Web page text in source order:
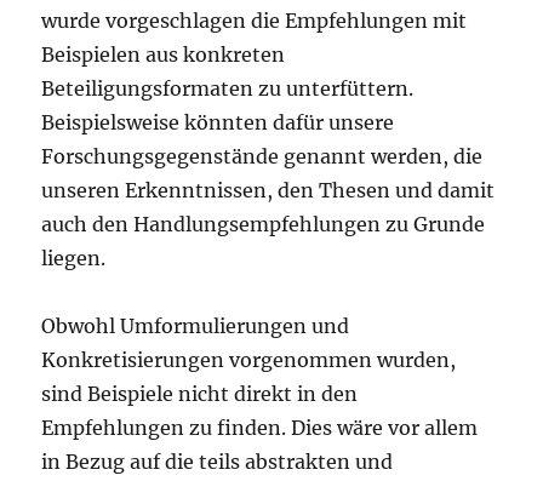
wurde vorgeschlagen die Empfehlungen mit
Beispielen aus konkreten
Beteiligungsformaten zu unterfüttern.
Beispielsweise könnten dafür unsere
Forschungsgegenstände genannt werden, die
unseren Erkenntnissen, den Thesen und damit
auch den Handlungsempfehlungen zu Grunde
liegen.
Obwohl Umformulierungen und
Konkretisierungen vorgenommen wurden,
sind Beispiele nicht direkt in den
Empfehlungen zu finden. Dies wäre vor allem
in Bezug auf die teils abstrakten und